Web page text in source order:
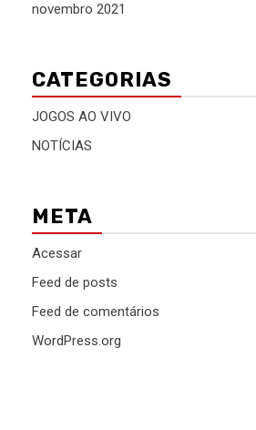
novembro 2021
CATEGORIAS
JOGOS AO VIVO
NOTÍCIAS
META
Acessar
Feed de posts
Feed de comentários
WordPress.org